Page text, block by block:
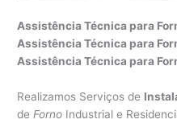
Assistência Técnica para
Assistência Técnica para
Assistência Técnica para
Realizamos Serviços de
de Forno Industrial e